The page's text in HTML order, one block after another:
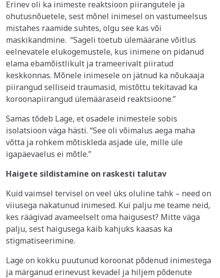
Erinev oli ka inimeste reaktsioon piirangutele ja
ohutusnõuetele, sest mõnel inimesel on vastumeelsus
mistahes raamide suhtes, olgu see kas või
maskikandmine. “Sageli toetub ülemäärane võitlus
eelnevatele elukogemustele, kus inimene on pidanud
elama ebamõistlikult ja trameerivalt piiratud
keskkonnas. Mõnele inimesele on jätnud ka nõukaaja
piirangud selliseid traumasid, mistõttu tekitavad ka
koroonapiirangud ülemääraseid reaktsioone.”
Samas tõdeb Lage, et osadele inimestele sobis
isolatsioon väga hästi. “See oli võimalus aega maha
võtta ja rohkem mõtiskleda asjade üle, mille üle
igapäevaelus ei mõtle.”
Haigete sildistamine on raskesti talutav
Kuid vaimsel tervisel on veel üks oluline tahk – need on
viiusega nakatunud inimesed. Kui palju me teame neid,
kes räägivad avameelselt oma haigusest? Mitte väga
palju, sest haigusega käib kahjuks kaasas ka
stigmatiseerimine.
Lage on kokku puutunud koroonat põdenud inimestega
ja märganud erinevust kevadel ja hiljem põdenute